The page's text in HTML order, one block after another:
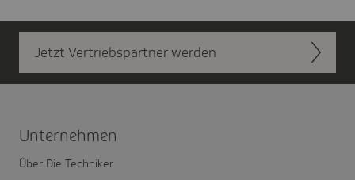
Jetzt Vertriebs­partner werden
Unter­nehmen
Über Die Techniker